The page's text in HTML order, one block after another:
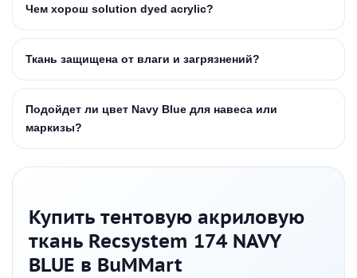
Чем хорош solution dyed acrylic?
Ткань защищена от влаги и загрязнений?
Подойдет ли цвет Navy Blue для навеса или
маркизы?
Купить тентовую акриловую
ткань Recsystem 174 NAVY
BLUE в BuMMart